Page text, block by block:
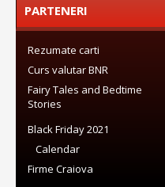
PARTENERI
Rezumate carti
Curs valutar BNR
Fairy Tales and Bedtime
Stories
Black Friday 2021
Calendar
Firme Craiova